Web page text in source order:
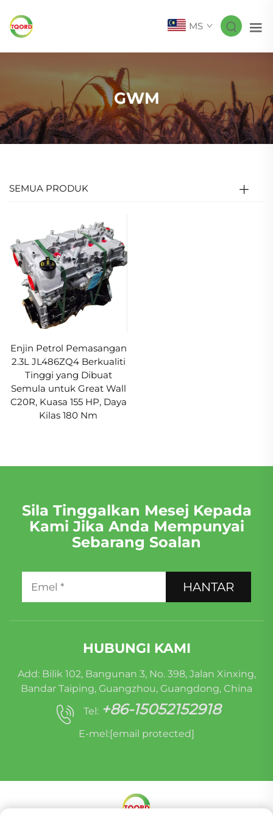
MS
GWM
SEMUA PRODUK
Enjin Petrol Pemasangan
2.3L JL486ZQ4 Berkualiti
Tinggi yang Dibuat
Semula untuk Great Wall
C20R, Kuasa 155 HP, Daya
Kilas 180 Nm
Sila Tinggalkan Mesej Kepada
Kami Jika Anda Mempunyai
Sebarang Soalan
HANTAR
HUBUNGI KAMI
Add: Bilik 102, Bangunan 3, No. 398, Jalan Xinxing,
Bandar Taiping, Guangzhou, Guangdong, China
Tel: +86-15052152918
E-mel:[email protected]